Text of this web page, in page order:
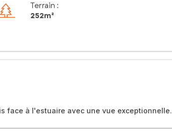
Terrain :
252m²
face à l'estuaire avec une vue exceptionnelle.